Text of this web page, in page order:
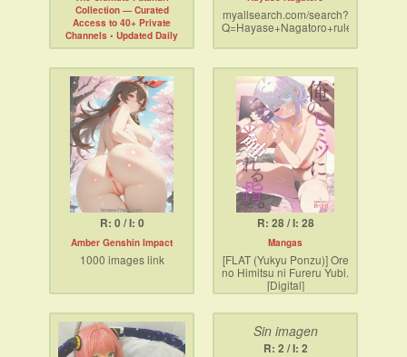
Collection — Curated
Access to 40+ Private
Channels • Updated Daily
Unlock curated access to
40+ Telegram channels
dedicated to futanari
(18+). Thousands of
exclusive HD images and
fresh videos, neatly
categorized and updated
daily. Instant delivery,—
no hassle, just premium
content.
Link:
https://mega4upload.net/trgyfk6o07m7
myallsearch.com/search?
Q=Hayase+Nagatoro+rule34
R: 0 / I: 0
Amber Genshin Impact
1000 images link
https://cuty.io/zFubKnkk
R: 28 / I: 28
Mangas
[FLAT (Yukyu Ponzu)] Ore
no Himitsu ni Fureru Yubi.
[Digital]
https://hentaikuni.com/flat-
yukyu-ponzu-ore-no-
himitsu-ni-fureru-yubi-
digital/
Sin imagen
R: 2 / I: 2